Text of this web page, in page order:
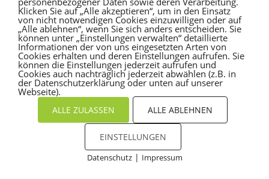
Klicken Sie auf „Alle akzeptieren“, um in den Einsatz
von nicht notwendigen Cookies einzuwilligen oder auf
„Alle ablehnen“, wenn Sie sich anders entscheiden. Sie
können unter „Einstellungen verwalten“ detaillierte
Informationen der von uns eingesetzten Arten von
Cookies erhalten und deren Einstellungen aufrufen. Sie
können die Einstellungen jederzeit aufrufen und
Cookies auch nachträglich jederzeit abwählen (z.B. in
der Datenschutzerklärung oder unten auf unserer
Webseite).
ALLE ZULASSEN ALLE ABLEHNEN
EINSTELLUNGEN
Datenschutz| Impressum